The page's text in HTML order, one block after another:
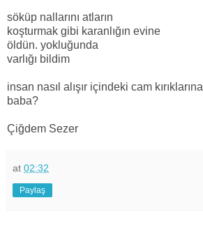
söküp nallarını atların
koşturmak gibi karanlığın evine
öldün. yokluğunda
varlığı bildim
insan nasıl alışır içindeki cam kırıklarına
baba?
Çiğdem Sezer
at 02:32
Paylaş